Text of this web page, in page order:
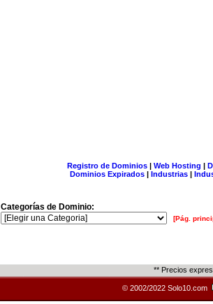
Registro de Dominios| Web Hosting |
Dominios Expirados | Industrias |
Categorías de Dominio:
[Pág.
** Precios
© 2002/2022 Solo10.com